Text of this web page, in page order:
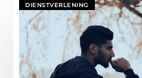
DIENSTVERLENING